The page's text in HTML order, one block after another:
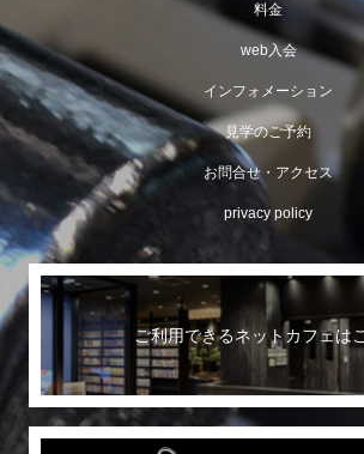
料金
web入会
インフォメーション
見学のご予約
お問合せ・アクセス
privacy policy
ご利用できるネットカフェは